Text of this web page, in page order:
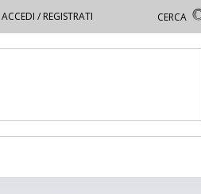
ACCEDI / REGISTRATI